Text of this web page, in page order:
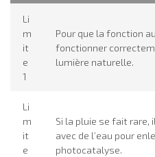
Li
m
it
e
1
Pour que la fonction
fonctionner
lumière naturelle.
Li
m
it
e
Si la pluie se fait
avec de l’eau pour
photocatalyse.